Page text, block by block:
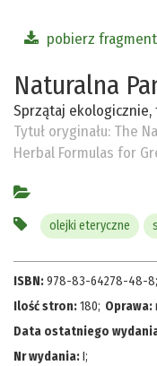
pobierz
Naturalna
Sprzątaj ekologicznie,
Tytuł oryginału: The
Herbal Formulas for
olejki eteryczne
ISBN:978-83-64278-48-8;
Ilość stron:180; Oprawa:
Data ostatniego
Nr wydania:I;